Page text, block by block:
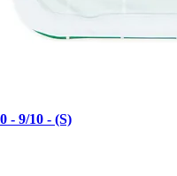
- 9/10 - (S)